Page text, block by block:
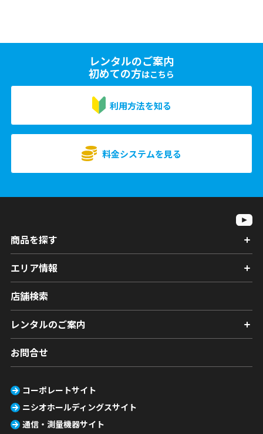
レンタルのご案内
初めての方はこちら
利用方法を知る
料金システムを見る
商品を探す
エリア情報
店舗検索
レンタルのご案内
お問合せ
コーポレートサイト
ニシオホールディングスサイト
通信・測量機器サイト